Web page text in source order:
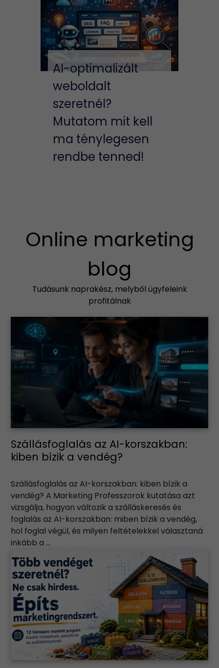
AI-optimalizált
weboldalt
szeretnél?
Mutatom mit kell
ma ténylegesen
rendbe tenned!
Online marketing
blog
Tudásunk naprakész, melyből ügyfeleink
profitálnak
Szállásfoglalás az AI-korszakban:
kiben bízik a vendég?
Szállásfoglalás az AI-korszakban: kiben bízik a
vendég? A Marketing Professzorok kutatása azt
vizsgálja, hogyan változik a szálláskeresés és
foglalás az AI-korszakban: miben bízik a vendég,
hol foglal végül, és milyen feltételekkel választaná
inkább a ...